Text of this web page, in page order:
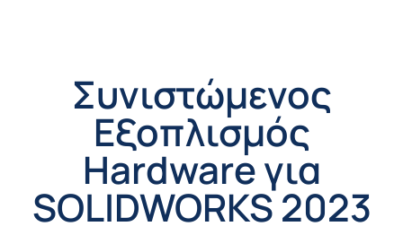
Συνιστώμενος
Εξοπλισμός
Hardware για
SOLIDWORKS 2023